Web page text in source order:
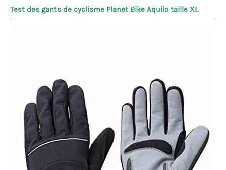
Test des gants de cyclisme Planet Bike Aquilo taille XL